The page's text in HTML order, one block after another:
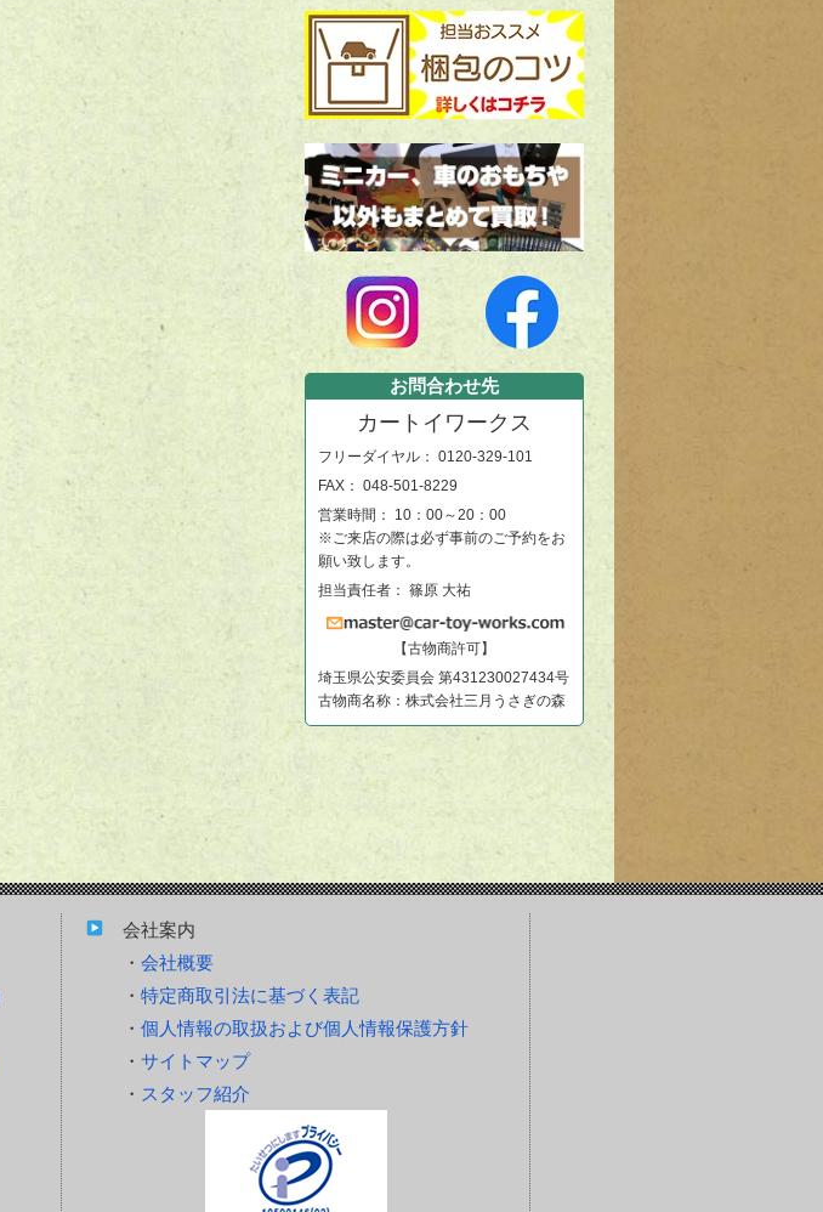
お問合わせ先
カートイワークス
フリーダイヤル： 0120-329-101
FAX： 048-501-8229
営業時間： 10：00～20：00
※ご来店の際は必ず事前のご予約をお
願い致します。
担当責任者： 篠原 大祐
【古物商許可】
埼玉県公安委員会 第431230027434号
古物商名称：株式会社三月うさぎの森
会社案内
会社概要
特定商取引法に基づく表記
個人情報の取扱および個人情報保護方針
サイトマップ
スタッフ紹介